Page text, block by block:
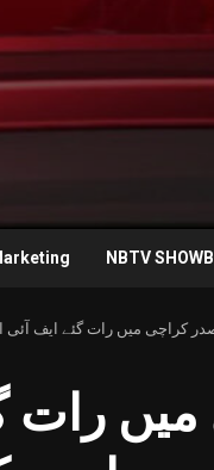
NBTV
کراچی میں رات گئے ایف آئی
رات